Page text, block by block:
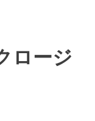
ロージ